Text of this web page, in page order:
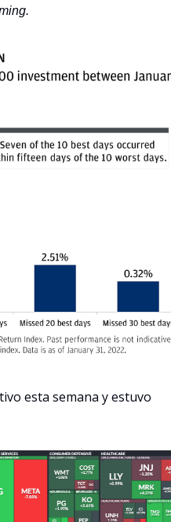
esta semana y estuvo